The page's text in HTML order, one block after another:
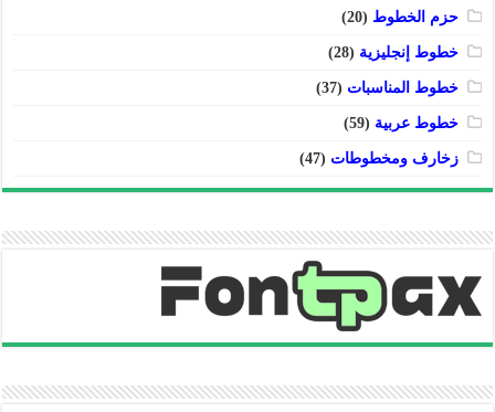
حزم الخطوط (20)
خطوط إنجليزية (28)
خطوط المناسبات (37)
خطوط عربية (59)
زخارف ومخطوطات (47)